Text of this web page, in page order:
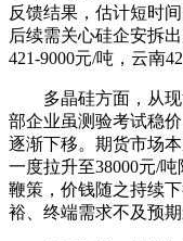
反馈结果，估计短时
后续需关心硅企安拆
421-9000元/吨，云南
多晶硅方面，从现
部企业虽测验考试稳
逐渐下移。期货市场
一度拉升至38000元/
鞭策，价钱随之持续
裕、终端需求不及预